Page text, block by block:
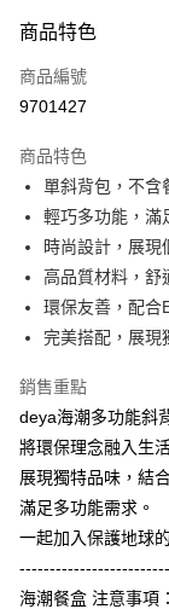
台灣樂天信用卡公司
全盈+PAY
AFTEE先享後付
便利好安心！
１．簡單：不需註冊
２．便利：只要手機
３．安心：先確認商
【「AFTEE先享後付
１．於結帳方式選擇
結帳頁面，進行簡訊
２．訂單成立數日內
ATM／網路銀行／等
購買商品的店家。未
後付繳納相關費用。
※ 交易是否成功請以
是否繳費成功／繳費
客戶支援中心」
易，需依本服務之必
運送方式
【全家】取貨付款
每筆NT$90，滿
【7-11】取貨付款
每筆NT$90，滿
【宅配】
每筆NT$90，滿
商品特色
商品編號
9701427
商品特色
單斜背包，不含
輕巧多功能，滿
時尚設計，展現
高品質材料，舒
環保友善，配合
完美搭配，展現
銷售重點
deya海潮多功能斜
將環保理念融入生
展現獨特品味，結
滿足多功能需求。
一起加入保護地球
海潮餐盒 注意事項：